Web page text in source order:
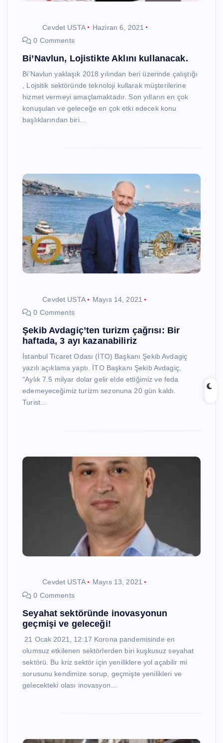
Cevdet USTA
Haziran 6, 2021
0 Comments
Bi’Navlun, Lojistikte Aklını kullanacak.
Bi’Navlun yaklaşık 2018 yılından beri üzerinde çalıştığı
, Lojsitik sektöründe teknoloji kullarak müşterilerine
hizmet vermeyi amaçlamaktadır. Son yılların en çok
konuşulan ve geleceğe en çok etki edecek konu
başlıklarından biri…
Cevdet USTA
Mayıs 14, 2021
0 Comments
Şekib Avdagiç’ten turizm çağrısı: Bir
haftada, 3 ayı kazanabiliriz
İstanbul Ticaret Odası (İTO) Başkanı Şekib Avdagiç
yazılı açıklama yaptı. İTO Başkanı Şekib Avdagiç,
“Aylık 7.5 milyar dolar gelir elde ettiğimiz ve feda
edemeyeceğimiz turizm sezonuna 20 gün kaldı.
Turist…
Cevdet USTA
Mayıs 13, 2021
0 Comments
Seyahat sektöründe inovasyonun
geçmişi ve geleceği!
21 Ocak 2021, 12:17 Korona pandemisinde en
olumsuz etkilenen sektörlerden biri kuşkusuz seyahat
sektörü. Bu kriz sektör için yeniliklere yol açabilir mi
sorusunu kendimize sorup, geçmişte yenilikleri ve
gelecekteki olası inovasyon…